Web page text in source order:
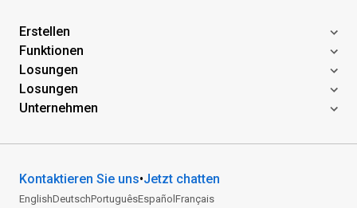
Erstellen
Funktionen
Losungen
Losungen
Unternehmen
Kontaktieren Sie uns•Jetzt chatten
EnglishDeutschPortuguêsEspañol Français